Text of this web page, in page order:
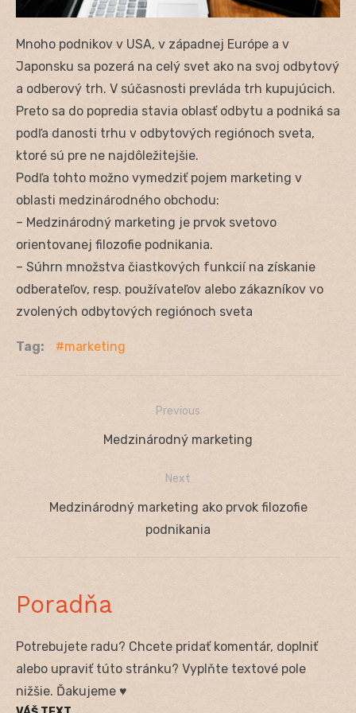
Mnoho podnikov v USA, v západnej Európe a v
Japonsku sa pozerá na celý svet ako na svoj odbytový
a odberový trh. V súčasnosti prevláda trh kupujúcich.
Preto sa do popredia stavia oblasť odbytu a podniká sa
podľa danosti trhu v odbytových regiónoch sveta,
ktoré sú pre ne najdôležitejšie.
Podľa tohto možno vymedziť pojem marketing v
oblasti medzinárodného obchodu:
– Medzinárodný marketing je prvok svetovo
orientovanej filozofie podnikania.
– Súhrn množstva čiastkových funkcií na získanie
odberateľov, resp. používateľov alebo zákazníkov vo
zvolených odbytových regiónoch sveta
Tag: marketing
Navigácia
Previous
Previous
Medzinárodný marketing
Next
NextMedzinárodný marketing ako prvok filozofie
podnikania
Poradňa
Potrebujete radu? Chcete pridať komentár, doplniť
alebo upraviť túto stránku? Vyplňte textové pole
nižšie. Ďakujeme ♥